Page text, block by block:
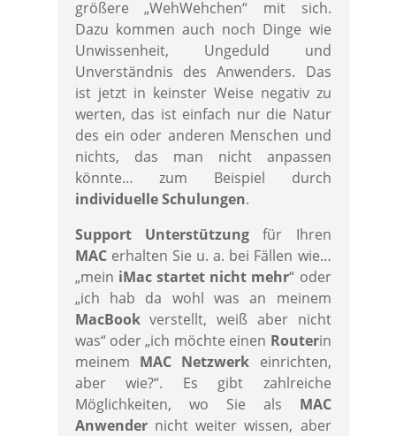
größere „WehWehchen“ mit sich.
Dazu kommen auch noch Dinge wie
Unwissenheit, Ungeduld und
Unverständnis des Anwenders. Das
ist jetzt in keinster Weise negativ zu
werten, das ist einfach nur die Natur
des ein oder anderen Menschen und
nichts, das man nicht anpassen
könnte… zum Beispiel durch
individuelle Schulungen.
Support Unterstützung für Ihren
MACerhalten Sie u. a. bei Fällen wie…
„mein iMac startet nicht mehr“ oder
„ich hab da wohl was an meinem
MacBookverstellt, weiß aber nicht
was“ oder „ich möchte einen Routerin
meinem MAC Netzwerk einrichten,
aber wie?“. Es gibt zahlreiche
Möglichkeiten, wo Sie als MAC
Anwendernicht weiter wissen, aber